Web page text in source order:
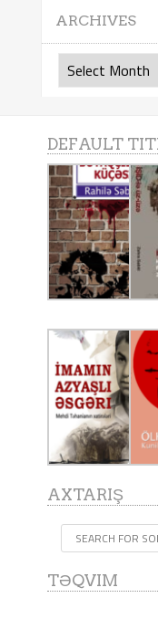
ARCHIVES
Archives
DEFAULT
AXTARIŞ
TƏQVIM